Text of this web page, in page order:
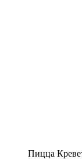
Пицца